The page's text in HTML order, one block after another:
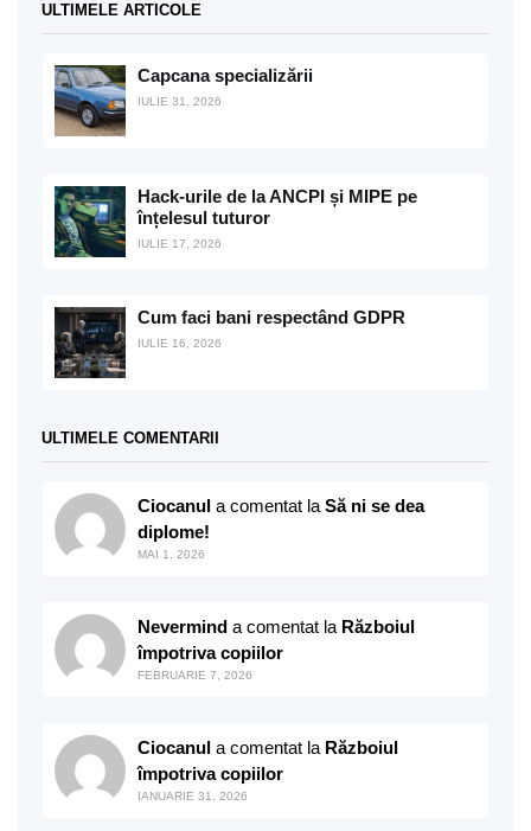
ULTIMELE ARTICOLE
Capcana specializării
IULIE 31, 2026
Hack-urile de la ANCPI și MIPE pe
înțelesul tuturor
IULIE 17, 2026
Cum faci bani respectând GDPR
IULIE 16, 2026
ULTIMELE COMENTARII
Ciocanul a comentat la Să ni se dea
diplome!
MAI 1, 2026
Nevermind a comentat la Războiul
împotriva copiilor
FEBRUARIE 7, 2026
Ciocanul a comentat la Războiul
împotriva copiilor
IANUARIE 31, 2026